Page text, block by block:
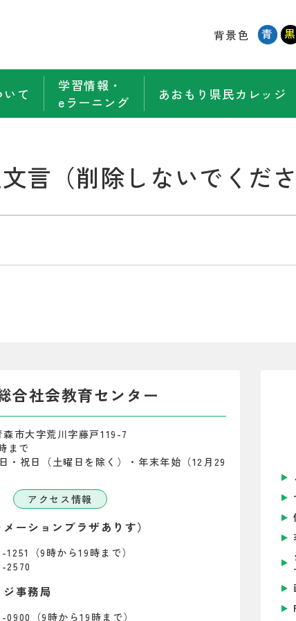
背景色 青 黒
て
学習情報・
eラーニング
あおもり県民カレッジ
言（削除しないでくださ
合社会教育センター
市大字荒川字藤戸119-7
まで
・祝日（土曜日を除く）・年末年始（12月29
アクセス情報
ーションプラザありす）
（9時から19時まで）
2570
事務局
（9時から19時まで）